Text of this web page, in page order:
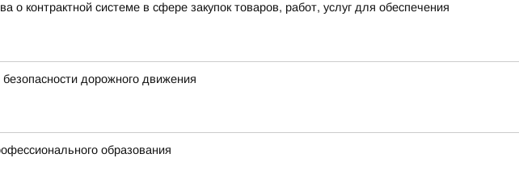
о контрактной системе в сфере закупок товаров, работ, услуг для обеспечения
дорожного движения
образования